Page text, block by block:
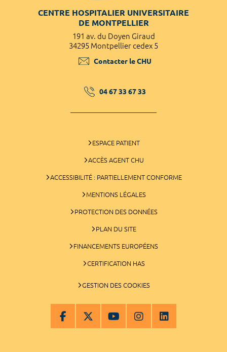
CENTRE HOSPITALIER UNIVERSITAIRE
DE MONTPELLIER
191 av. du Doyen Giraud
34295 Montpellier cedex 5
Contacter le CHU
04 67 33 67 33
ESPACE PATIENT
ACCÈS AGENT CHU
ACCESSIBILITÉ : PARTIELLEMENT CONFORME
MENTIONS LÉGALES
PROTECTION DES DONNÉES
PLAN DU SITE
FINANCEMENTS EUROPÉENS
CERTIFICATION HAS
GESTION DES COOKIES